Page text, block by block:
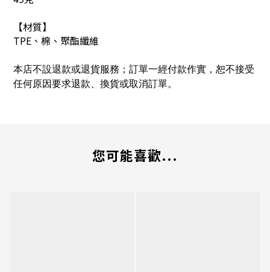
【材質】
TPE、棉、聚酯纖維
本店不設退款或退貨服務；訂單一經付款作實，恕不接受
任何原因要求退款、換貨或取消訂單。
您可能喜歡...